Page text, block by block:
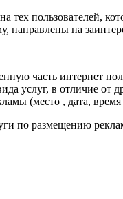
тех пользователей,
направлены на
часть интернет
услуг, в отличие от
(место , дата,
по размещению